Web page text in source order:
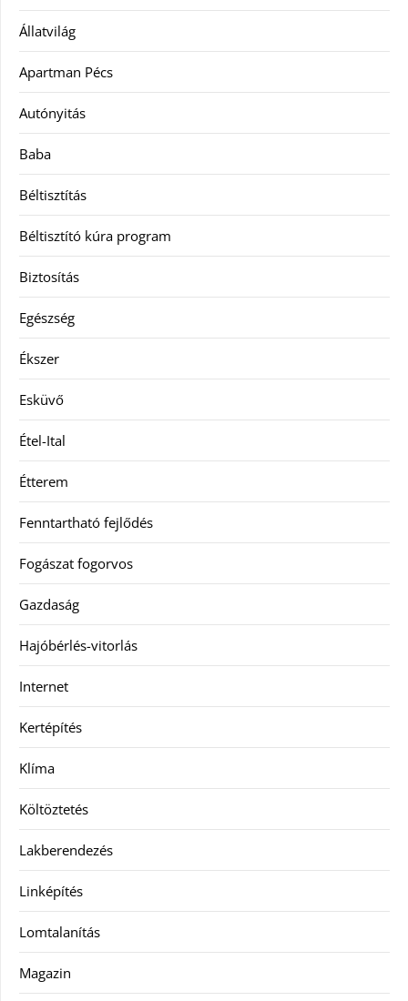
Állatvilág
Apartman Pécs
Autónyitás
Baba
Béltisztítás
Béltisztító kúra program
Biztosítás
Egészség
Ékszer
Esküvő
Étel-Ital
Étterem
Fenntartható fejlődés
Fogászat fogorvos
Gazdaság
Hajóbérlés-vitorlás
Internet
Kertépítés
Klíma
Költöztetés
Lakberendezés
Linképítés
Lomtalanítás
Magazin